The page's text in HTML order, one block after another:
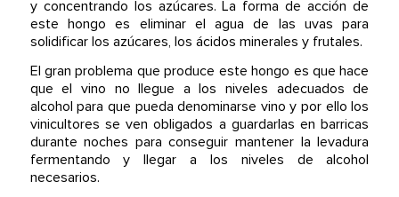
y concentrando los azúcares. La forma de acción de
este hongo es eliminar el agua de las uvas para
solidificar los azúcares, los ácidos minerales y frutales.
El gran problema que produce este hongo es que hace
que el vino no llegue a los niveles adecuados de
alcohol para que pueda denominarse vino y por ello los
vinicultores se ven obligados a guardarlas en barricas
durante noches para conseguir mantener la levadura
fermentando y llegar a los niveles de alcohol
necesarios.